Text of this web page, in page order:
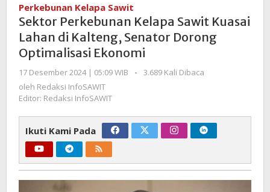
Sawit
Kuasai
Lahan
di
Kalteng,
Ekonomi
Perkebunan Kelapa Sawit
Sektor Perkebunan Kelapa Sawit Kuasai
Lahan di Kalteng, Senator Dorong
Optimalisasi Ekonomi
17 Desember 2024 | 05:09 WIB
oleh
-
3.689 Kali Dibaca
oleh Redaksi InfoSAWIT
Editor: Redaksi InfoSAWIT
Ikuti Kami Pada